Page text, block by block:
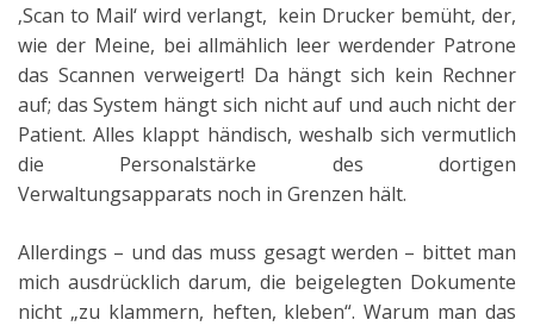
‚Scan to Mail‘ wird verlangt, kein Drucker bemüht, der,
wie der Meine, bei allmählich leer werdender Patrone
das Scannen verweigert! Da hängt sich kein Rechner
auf; das System hängt sich nicht auf und auch nicht der
Patient. Alles klappt händisch, weshalb sich vermutlich
die Personalstärke des dortigen
Verwaltungsapparats noch in Grenzen hält.
Allerdings – und das muss gesagt werden – bittet man
mich ausdrücklich darum, die beigelegten Dokumente
nicht „zu klammern, heften, kleben“. Warum man das